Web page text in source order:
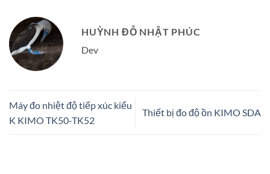
HUỲNH ĐỖ NHẬT PHÚC
Dev
Máy đo nhiệt độ tiếp xúc kiểu
K KIMO TK50-TK52
Thiết bị đo độ ồn KIMO SDA